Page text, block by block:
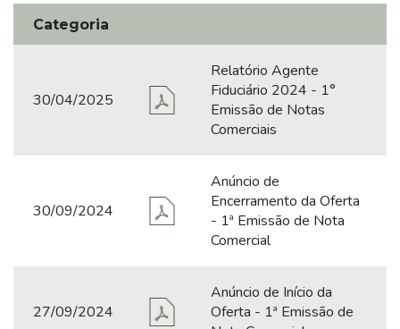
Código de Ética
SUSTENTABILIDADE
INFORMAÇÕES FINANCEIRAS
Central de Downloads
Categoria
30/04/2025
Relatório Agente
Fiduciário 2024 - 1°
Emissão de Notas
Comerciais
30/09/2024
Anúncio de
Encerramento da Oferta
- 1ª Emissão de Nota
Comercial
27/09/2024
Anúncio de Início da
Oferta - 1ª Emissão de